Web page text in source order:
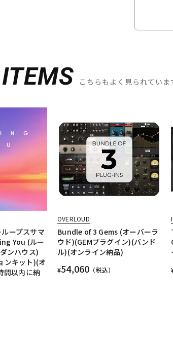
ITEMS こちらもよく見られていま
ループスサマ
You (ルー
ンハウス)
ンキット)(オ
間以内に納
OVERLOUD
Bundle of 3 Gems (オーバーラ
ウド)(GEMプラグイン)(バンド
ル)(オンライン納品)
¥54,060 （税込）